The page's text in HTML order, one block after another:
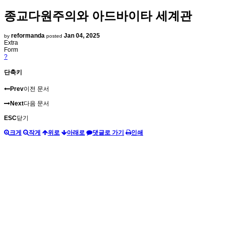
종교다원주의와 아드바이타 세계관
by reformanda posted Jan 04, 2025
Extra
Form
?
단축키
Prev이전 문서
Next다음 문서
ESC닫기
크게 작게 위로 아래로 댓글로 가기 인쇄